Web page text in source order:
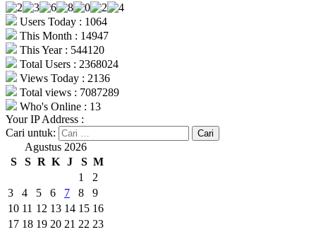
Users Today : 1064
This Month : 14947
This Year : 544120
Total Users : 2368024
Views Today : 2136
Total views : 7087289
Who's Online : 13
Your IP Address :
Cari untuk:
Agustus 2026
S
S R K J S M
1
2
3
4 5 6 7 8
9
10 11 12 13 14 15 16
17 18 19 20 21 22 23